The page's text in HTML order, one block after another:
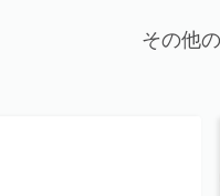
その他